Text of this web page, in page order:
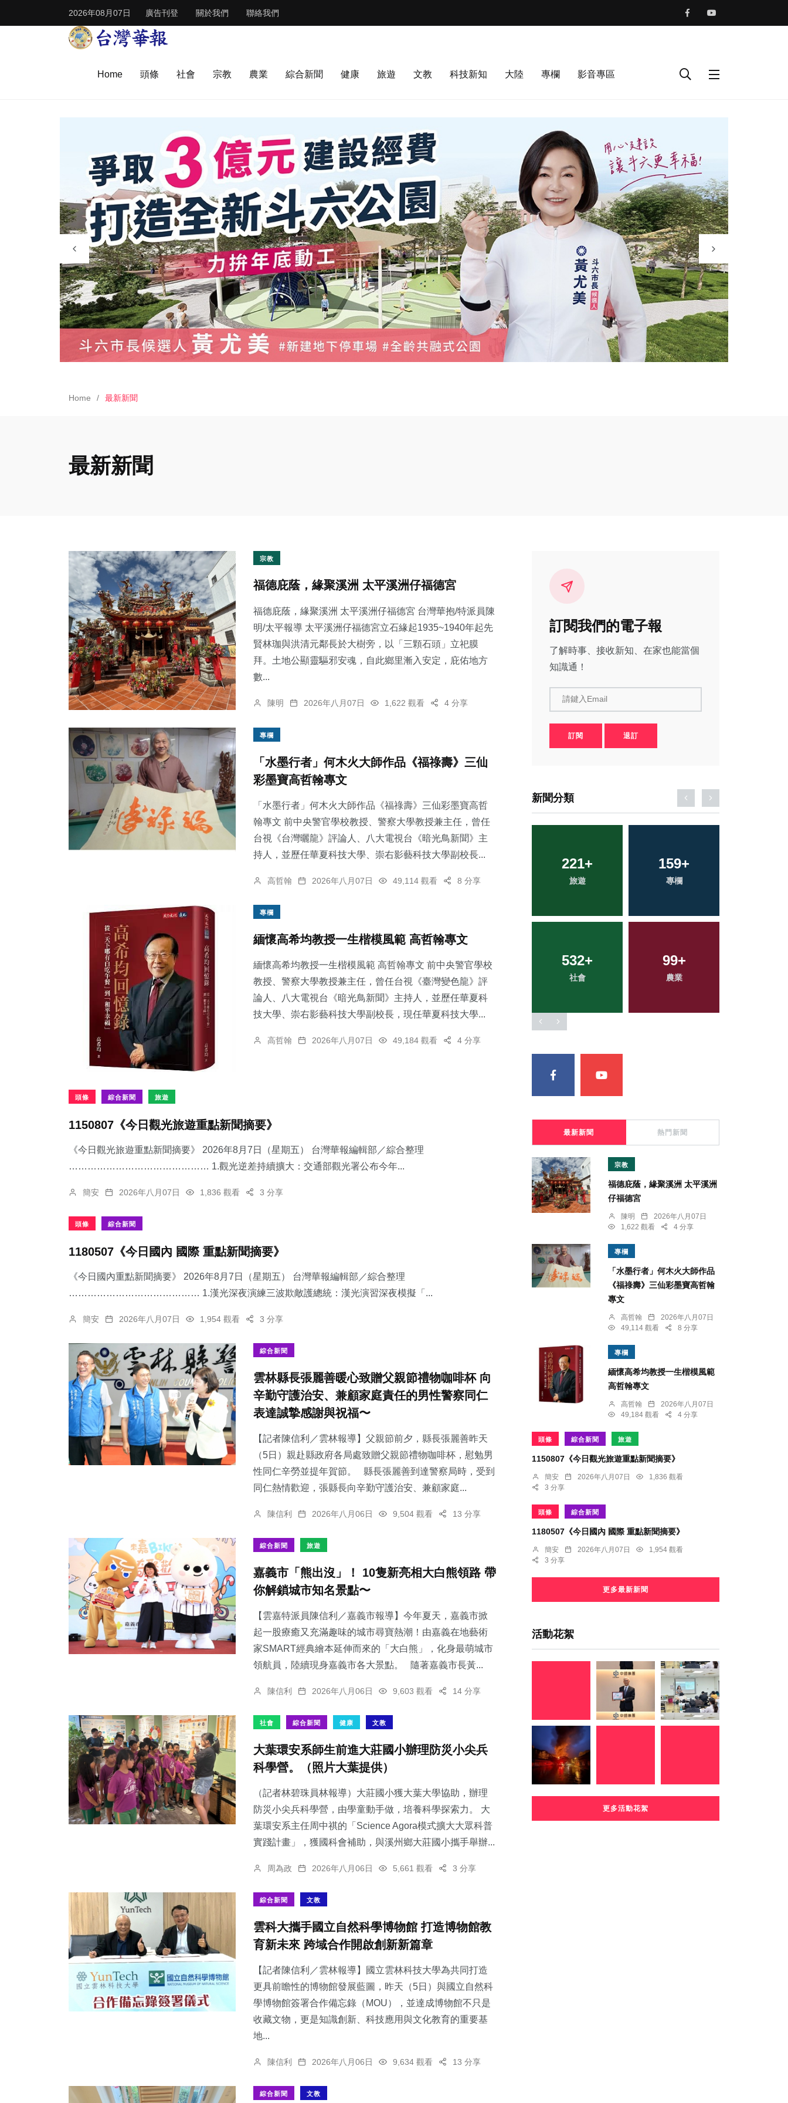
2026年08月07日 廣告刊登 關於我們 聯絡我們
Home 頭條 社會 宗教 農業 綜合新聞 健康 旅遊 文教 科技新知 大陸 專欄 影音專區
Home 最新新聞
最新新聞
宗教
福德庇蔭，緣聚溪洲 太平溪洲仔福德宮
福德庇蔭，緣聚溪洲 太平溪洲仔福德宮 台灣華抱/特派員陳
明/太平報導 太平溪洲仔福德宮立石緣起1935~1940年起先
賢林珈與洪清元鄰長於大樹旁，以「三顆石頭」立祀膜
拜。土地公顯靈驅邪安魂，自此鄉里漸入安定，庇佑地方
數...
陳明 2026年八月07日 1,622 觀看 4 分享
專欄
「水墨行者」何木火大師作品《福祿壽》三仙
彩墨寶高哲翰專文
「水墨行者」何木火大師作品《福祿壽》三仙彩墨寶高哲
翰專文 前中央警官學校教授、警察大學教授兼主任，曾任
台視《台灣曬龍》評論人、八大電視台《暗光鳥新聞》主
持人，並歷任華夏科技大學、崇右影藝科技大學副校長...
高哲翰 2026年八月07日 49,114 觀看 8 分享
專欄
緬懷高希均教授一生楷模風範 高哲翰專文
緬懷高希均教授一生楷模風範 高哲翰專文 前中央警官學校
教授、警察大學教授兼主任，曾任台視《臺灣變色龍》評
論人、八大電視台《暗光鳥新聞》主持人，並歷任華夏科
技大學、崇右影藝科技大學副校長，現任華夏科技大學...
高哲翰 2026年八月07日 49,184 觀看 4 分享
頭條 綜合新聞 旅遊
1150807《今日觀光旅遊重點新聞摘要》
《今日觀光旅遊重點新聞摘要》 2026年8月7日（星期五） 台灣華報編輯部／綜合整理
……………………………………… 1.觀光逆差持續擴大：交通部觀光署公布今年...
簡安 2026年八月07日 1,836 觀看 3 分享
頭條 綜合新聞
1180507《今日國內 國際 重點新聞摘要》
《今日國內重點新聞摘要》 2026年8月7日（星期五） 台灣華報編輯部／綜合整理
…………………………………… 1.漢光深夜演練三波欺敵護總統：​漢光演習深夜模擬「...
簡安 2026年八月07日 1,954 觀看 3 分享
綜合新聞
雲林縣長張麗善暖心致贈父親節禮物咖啡杯 向
辛勤守護治安、兼顧家庭責任的男性警察同仁
表達誠摯感謝與祝福〜
【記者陳信利／雲林報導】父親節前夕，縣長張麗善昨天
（5日）親赴縣政府各局處致贈父親節禮物咖啡杯，慰勉男
性同仁辛勞並提年賀節。 縣長張麗善到達警察局時，受到
同仁熱情歡迎，張縣長向辛勤守護治安、兼顧家庭...
陳信利 2026年八月06日 9,504 觀看 13 分享
綜合新聞 旅遊
嘉義市「熊出沒」！ 10隻新亮相大白熊領路 帶
你解鎖城市知名景點〜
【雲嘉特派員陳信利／嘉義市報導】今年夏天，嘉義市掀
起一股療癒又充滿趣味的城市尋寶熱潮！由嘉義在地藝術
家SMART經典繪本延伸而來的「大白熊」，化身最萌城市
領航員，陸續現身嘉義市各大景點。 隨著嘉義市長黃...
陳信利 2026年八月06日 9,603 觀看 14 分享
社會 綜合新聞 健康 文教
大葉環安系師生前進大莊國小辦理防災小尖兵
科學營。（照片大葉提供）
（記者林碧珠員林報導）大莊國小獲大葉大學協助，辦理
防災小尖兵科學營，由學童動手做，培養科學探索力。 大
葉環安系主任周中祺的「Science Agora模式擴大大眾科普
實踐計畫」，獲國科會補助，與溪州鄉大莊國小攜手舉辦...
周為政 2026年八月06日 5,661 觀看 3 分享
綜合新聞 文教
雲科大攜手國立自然科學博物館 打造博物館教
育新未來 跨域合作開啟創新新篇章
【記者陳信利／雲林報導】國立雲林科技大學為共同打造
更具前瞻性的博物館發展藍圖，昨天（5日）與國立自然科
學博物館簽署合作備忘錄（MOU），並達成博物館不只是
收藏文物，更是知識創新、科技應用與文化教育的重要基
地...
陳信利 2026年八月06日 9,634 觀看 13 分享
綜合新聞 文教
訂閱我們的電子報
了解時事、接收新知、在家也能當個
知識通！
請鍵入Email
訂閱 退訂
新聞分類
3+
大陸
90+
宗教
313+
文教
221+
旅遊
159
專欄
532+
社會
99+
農業
47+
科技新知
968+
綜合新聞
283+
健康
3+
大陸
最新新聞 熱門新聞
宗教
福德庇蔭，緣聚溪洲 太平溪洲
仔福德宮
陳明
2026年八月07日
1,622 觀看
4 分享
專欄
「水墨行者」何木火大師作品
《福祿壽》三仙彩墨寶高哲翰
專文
高哲翰
2026年八月07日
49,114 觀看
8 分享
專欄
緬懷高希均教授一生楷模風範
高哲翰專文
高哲翰
2026年八月07日
49,184 觀看
4 分享
頭條 綜合新聞 旅遊
1150807《今日觀光旅遊重點新聞摘要》
簡安 2026年八月07日
1,836 觀看
3 分享
頭條 綜合新聞
1180507《今日國內 國際 重點新聞摘要》
簡安 2026年八月07日
1,954 觀看
3 分享
更多最新新聞
活動花絮
更多活動花絮